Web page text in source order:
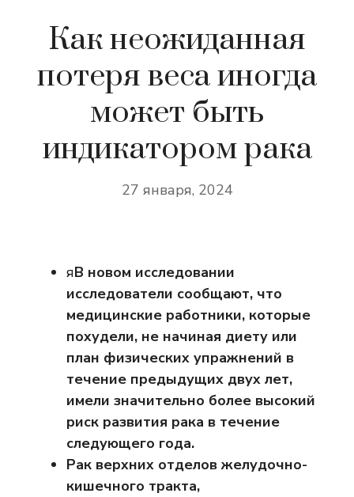
Как неожиданная
потеря веса иногда
может быть
индикатором рака
27 января, 2024
яВ новом исследовании
исследователи сообщают, что
медицинские работники, которые
похудели, не начиная диету или
план физических упражнений в
течение предыдущих двух лет,
имели значительно более высокий
риск развития рака в течение
следующего года.
Рак верхних отделов желудочно-
кишечного тракта,